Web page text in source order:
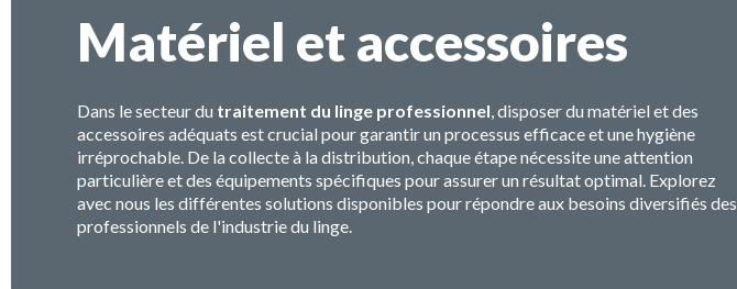
Matériel et accessoires
Dans le secteur du traitement du linge professionnel, disposer du matériel et des
accessoires adéquats est crucial pour garantir un processus efficace et une hygiène
irréprochable. De la collecte à la distribution, chaque étape nécessite une attention
particulière et des équipements spécifiques pour assurer un résultat optimal. Explorez
avec nous les différentes solutions disponibles pour répondre aux besoins diversifiés des
professionnels de l'industrie du linge.